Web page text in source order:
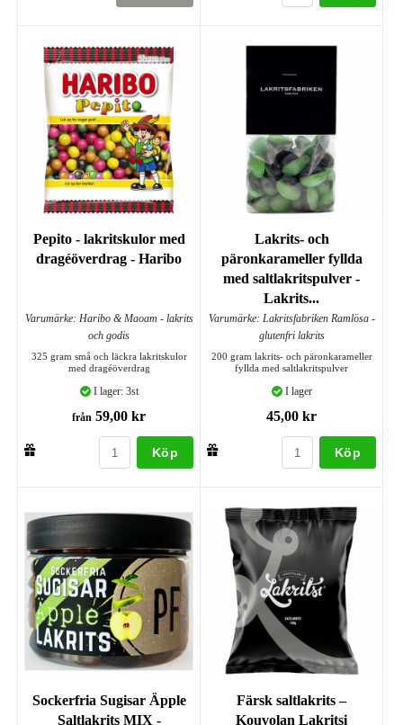
Pepito - lakritskulor med
dragéöverdrag - Haribo
Varumärke: Haribo & Maoam - lakrits
och godis
325 gram små och läckra lakritskulor
med dragéöverdrag
I lager: 3st
från 59,00 kr
Köp
Lakrits- och
päronkarameller fyllda
med saltlakritspulver -
Lakrits...
Varumärke: Lakritsfabriken Ramlösa -
glutenfri lakrits
200 gram lakrits- och päronkarameller
fyllda med saltlakritspulver
I lager
45,00 kr
Köp
Sockerfria Sugisar Äpple
Saltlakrits MIX -
Färsk saltlakrits –
Kouvolan Lakritsi